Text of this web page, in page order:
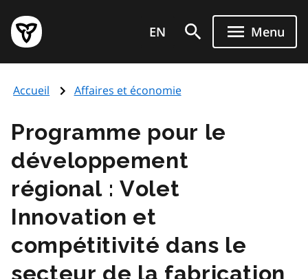
au
contenu
principal
Page
d'accueil
de
EN Menu
Accueil Affaires et économie
Programme pour le
développement
régional : Volet
Innovation et
compétitivité dans le
secteur de la fabrication